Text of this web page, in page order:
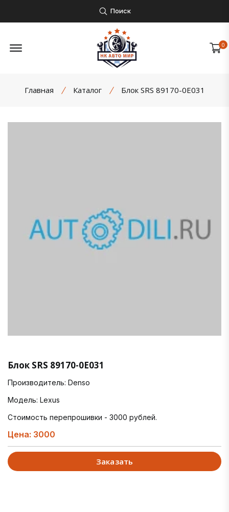
Поиск
Открыть боковое меню 0
Главная Каталог Блок SRS 89170-0E031
Блок SRS 89170-0E031
Производитель: Denso
Модель: Lexus
Стоимость перепрошивки - 3000 рублей.
Цена: 3000
Заказать